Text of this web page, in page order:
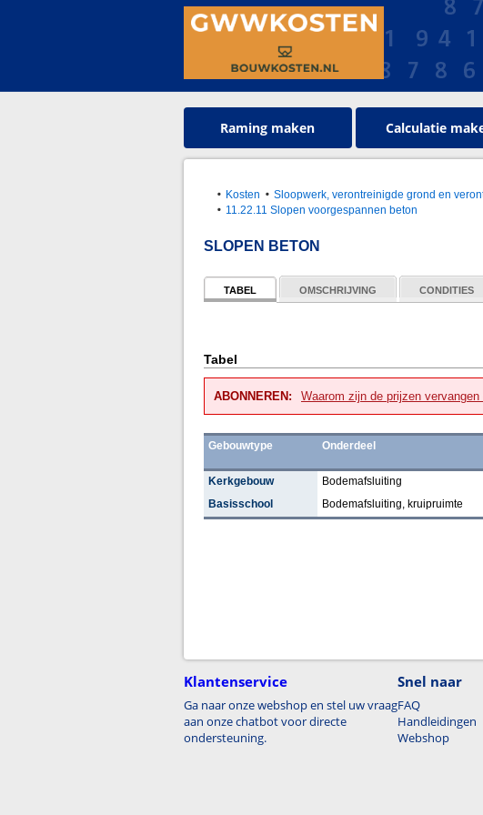
Raming maken Calculatie
Kosten Sloopwerk, verontreinigde grond en
11.22.11 Slopen voorgespannen beton
SLOPEN BETON
TABEL OMSCHRIJVING CONDITIES
Tabel
ABONNEREN: Waarom zijn de prijzen vervangen
Gebouwtype Onderdeel
Kerkgebouw
Bodemafsluiting
Basisschool
Bodemafsluiting, kruipruimte
Klantenservice
Ga naar onze webshop en stel uw vraag
aan onze chatbot voor directe
ondersteuning.
Snel naar
FAQ
Handleidingen
Webshop